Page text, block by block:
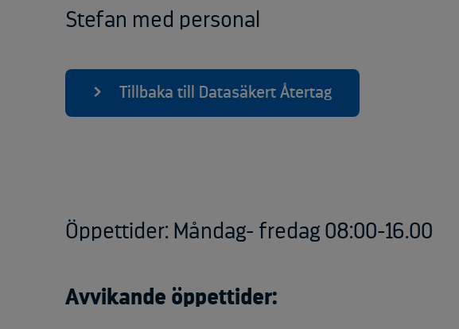
Stefan med personal
Tillbaka till Datasäkert Återtag
Öppettider: Måndag- fredag 08:00-16.00
Avvikande öppettider: